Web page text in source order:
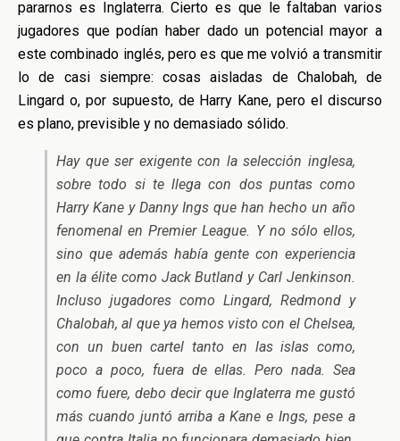
pararnos es Inglaterra. Cierto es que le faltaban varios
jugadores que podían haber dado un potencial mayor a
este combinado inglés, pero es que me volvió a transmitir
lo de casi siempre: cosas aisladas de Chalobah, de
Lingard o, por supuesto, de Harry Kane, pero el discurso
es plano, previsible y no demasiado sólido.
Hay que ser exigente con la selección inglesa,
sobre todo si te llega con dos puntas como
Harry Kane y Danny Ings que han hecho un año
fenomenal en Premier League. Y no sólo ellos,
sino que además había gente con experiencia
en la élite como Jack Butland y Carl Jenkinson.
Incluso jugadores como Lingard, Redmond y
Chalobah, al que ya hemos visto con el Chelsea,
con un buen cartel tanto en las islas como,
poco a poco, fuera de ellas. Pero nada. Sea
como fuere, debo decir que Inglaterra me gustó
más cuando juntó arriba a Kane e Ings, pese a